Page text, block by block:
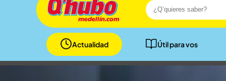
Actualidad Útil para vos